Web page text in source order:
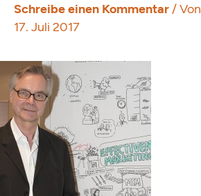
Schreibe einen Kommentar/ Von
17. Juli 2017